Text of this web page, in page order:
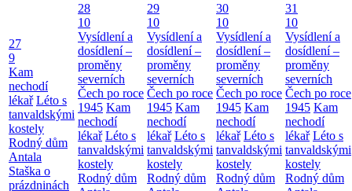
27
9
Kam
nechodí
lékař Léto s
tanvaldskými
kostely
Rodný dům
Antala
Staška o
prázdninách
28
10
Vysídlení a
dosídlení –
proměny
severních
Čech po roce
1945 Kam
nechodí
lékař Léto s
tanvaldskými
kostely
Rodný dům
29
10
Vysídlení a
dosídlení –
proměny
severních
Čech po roce
1945 Kam
nechodí
lékař Léto s
tanvaldskými
kostely
Rodný dům
30
10
Vysídlení a
dosídlení –
proměny
severních
Čech po roce
1945 Kam
nechodí
lékař Léto s
tanvaldskými
kostely
Rodný dům
31
10
Vysídlení a
dosídlení –
proměny
severních
Čech po roce
1945 Kam
nechodí
lékař Léto s
tanvaldskými
kostely
Rodný dům